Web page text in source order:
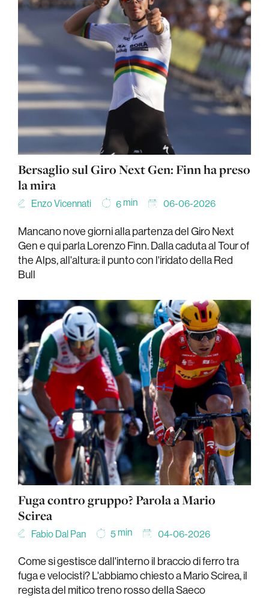
Bersaglio sul Giro Next Gen: Finn ha preso
la mira
Enzo Vicennati 6min 06-06-2026
Mancano nove giorni alla partenza del Giro Next
Gen e qui parla Lorenzo Finn. Dalla caduta al Tour of
the Alps, all'altura: il punto con l'iridato della Red
Bull
Fuga contro gruppo? Parola a Mario
Scirea
Fabio Dal Pan 5min 04-06-2026
Come si gestisce dall'interno il braccio di ferro tra
fuga e velocisti? L'abbiamo chiesto a Mario Scirea, il
regista del mitico treno rosso della Saeco